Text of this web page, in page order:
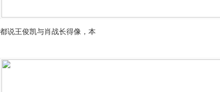
都说王俊凯与肖战长得像，本